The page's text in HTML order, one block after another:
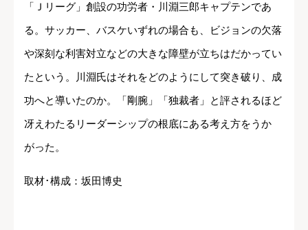
「Ｊリーグ」創設の功労者・川淵三郎キャプテンであ
る。サッカー、バスケいずれの場合も、ビジョンの欠落
や深刻な利害対立などの大きな障壁が立ちはだかってい
たという。川淵氏はそれをどのようにして突き破り、成
功へと導いたのか。「剛腕」「独裁者」と評されるほど
冴えわたるリーダーシップの根底にある考え方をうか
がった。
取材･構成：坂田博史